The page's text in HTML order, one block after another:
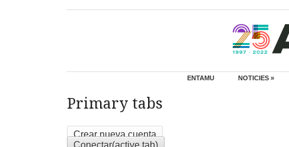
ENTAMU NOTICIES »
Primary tabs
Crear nueva cuenta
Conectar(active tab)